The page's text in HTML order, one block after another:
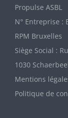
Propulse ASBL
N° Entreprise :
RPM Bruxelles
Siège Social :
1030
Mentions
Politique de